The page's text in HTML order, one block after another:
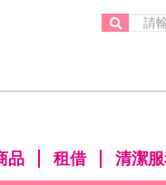
品 租借 清潔